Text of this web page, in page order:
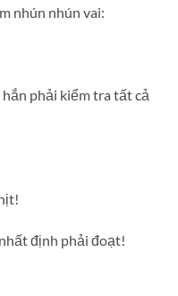
nhún nhún vai:
phải kiểm tra tất cả
định phải đoạt!